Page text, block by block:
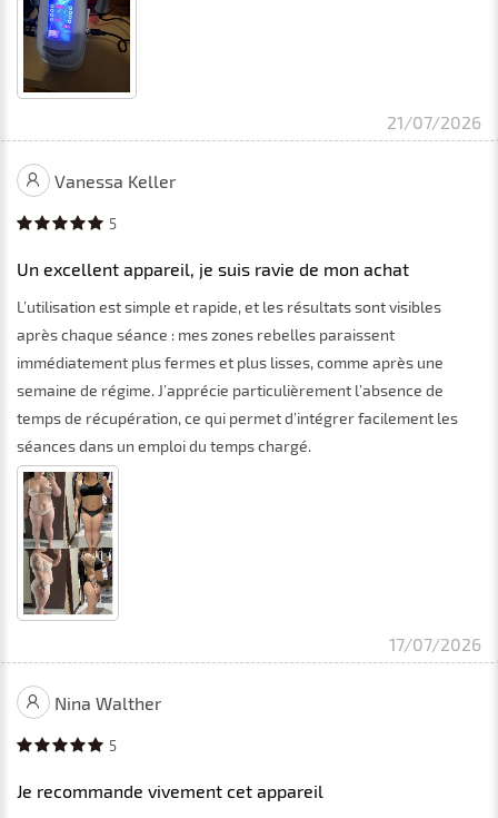
21/07/2026
Vanessa Keller
5
Un excellent appareil, je suis ravie de mon achat
L’utilisation est simple et rapide, et les résultats sont visibles
après chaque séance : mes zones rebelles paraissent
immédiatement plus fermes et plus lisses, comme après une
semaine de régime. J’apprécie particulièrement l’absence de
temps de récupération, ce qui permet d’intégrer facilement les
séances dans un emploi du temps chargé.
17/07/2026
Nina Walther
5
Je recommande vivement cet appareil